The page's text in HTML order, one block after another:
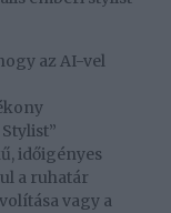
az AI-vel
időigényes
a ruhatár
vagy a